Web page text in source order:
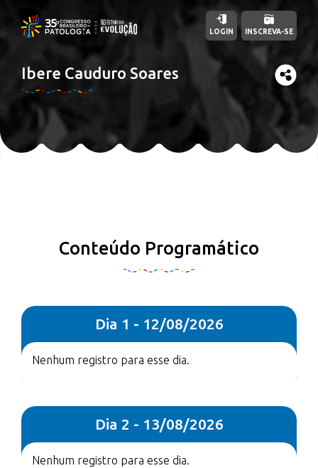
Ibere Cauduro Soares
LOGIN INSCREVA-SE
Conteúdo Programático
Dia 1 - 12/08/2026
Nenhum registro para esse dia.
Dia 2 - 13/08/2026
Nenhum registro para esse dia.